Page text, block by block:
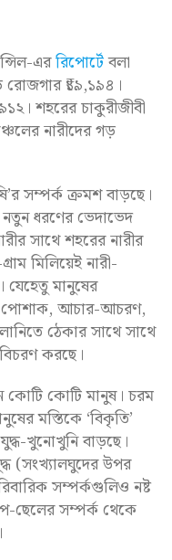
এররিপোর্টেবলা
₹১৯,১৯৪।
শহরের চাকুরীজীবী
নারীদের গড়
সম্পর্ক ক্রমশ বাড়ছে।
ধরণের ভেদাভেদ
সাথে শহরের নারীর
মিলিয়েই নারী-
মানুষের
পোশাক, আচার-আচরণ,
ঠেকার সাথে সাথে
করছে।
কোটি কোটি মানুষ। চরম
মস্তিকে ‘বিকৃতি’
খুনোখুনি বাড়ছে।
(সংখ্যালঘুদের উপর
সম্পর্কগুলিও নষ্ট
ছেলের সম্পর্ক থেকে